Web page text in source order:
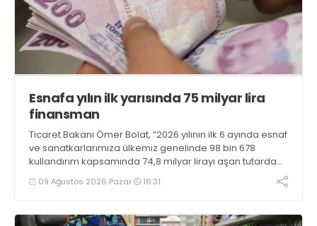
Esnafa yılın ilk yarısında 75 milyar lira
finansman
Ticaret Bakanı Ömer Bolat, “2026 yılının ilk 6 ayında esnaf
ve sanatkarlarımıza ülkemiz genelinde 98 bin 678
kullandırım kapsamında 74,8 milyar lirayı aşan tutarda
uygun geri ödeme koşullu finansman sağlanmıştır”
bilgisini verdi
09 Ağustos 2026 Pazar 16:31